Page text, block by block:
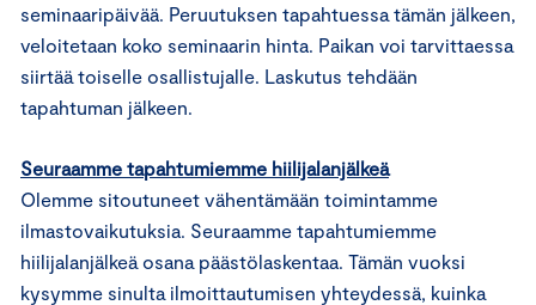
seminaaripäivää. Peruutuksen tapahtuessa tämän jälkeen,
veloitetaan koko seminaarin hinta. Paikan voi tarvittaessa
siirtää toiselle osallistujalle. Laskutus tehdään
tapahtuman jälkeen.
Seuraamme tapahtumiemme hiilijalanjälkeä
Olemme sitoutuneet vähentämään toimintamme
ilmastovaikutuksia. Seuraamme tapahtumiemme
hiilijalanjälkeä osana päästölaskentaa. Tämän vuoksi
kysymme sinulta ilmoittautumisen yhteydessä, kuinka